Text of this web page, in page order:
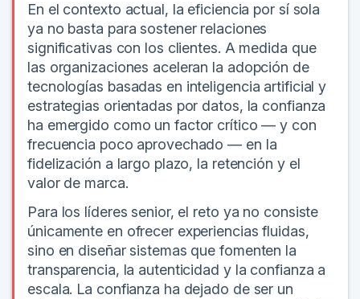
En el contexto actual, la eficiencia por sí sola
ya no basta para sostener relaciones
significativas con los clientes. A medida que
las organizaciones aceleran la adopción de
tecnologías basadas en inteligencia artificial y
estrategias orientadas por datos, la confianza
ha emergido como un factor crítico — y con
frecuencia poco aprovechado — en la
fidelización a largo plazo, la retención y el
valor de marca.
Para los líderes senior, el reto ya no consiste
únicamente en ofrecer experiencias fluidas,
sino en diseñar sistemas que fomenten la
transparencia, la autenticidad y la confianza a
escala. La confianza ha dejado de ser un